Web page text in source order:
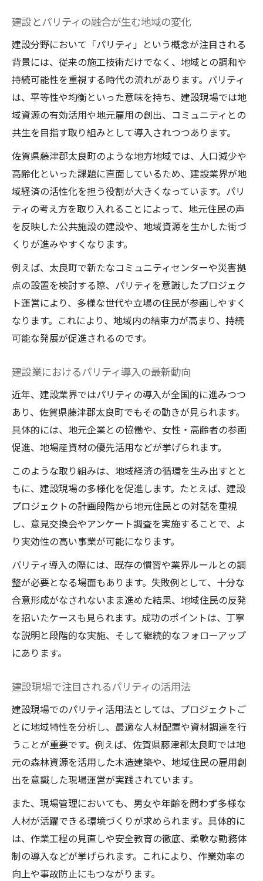
太良町における建設需要の最新傾向分析
建設分野から見た藤津郡太良町の成長性
太良町建設業の現場で重視される課題とは
建設業界の展望から太良町の未来を考察
地域発展を支えるパリティ建設の役割とは
地域発展に不可欠なパリティ建設の強み
建設分野で進むパリティ導入の実践例
地域社会と建設業界を結ぶパリティの力
持続的発展を担う建設とパリティの連携
建設視点で読み解く太良町の成長戦略
建設目線で考える太良町の将来性
太良町の成長戦略と建設業の関係性
建設分野が牽引する太良町の発展計画
建設と地域資源が織りなす成長ストーリー
建設業の視点から見る太良町の魅力再発見
建設におけるパリティ活用事例と今後の展望
建設現場でのパリティ導入事例を解説
建設分野で広がるパリティの実践例紹介
今後期待される建設とパリティの連携
建設業界におけるパリティ普及の課題と可
太良町発のパリティが切り拓く建設業の未来
太良町発パリティ建設の未来像とは
地域発のパリティが建設業界を革新
太良町で進化する建設とパリティの取り組
み
建設業に新風を吹き込む太良町のパリティ
パリティが導く太良町建設業の成長シナリ
オ
建設とパリティの融合が生む地域の変化
建設分野において「パリティ」という概念が注目される
背景には、従来の施工技術だけでなく、地域との調和や
持続可能性を重視する時代の流れがあります。パリティ
は、平等性や均衡といった意味を持ち、建設現場では地
域資源の有効活用や地元雇用の創出、コミュニティとの
共生を目指す取り組みとして導入されつつあります。
佐賀県藤津郡太良町のような地方地域では、人口減少や
高齢化といった課題に直面しているため、建設業界が地
域経済の活性化を担う役割が大きくなっています。パリ
ティの考え方を取り入れることによって、地元住民の声
を反映した公共施設の建設や、地域資源を生かした街づ
くりが進みやすくなります。
例えば、太良町で新たなコミュニティセンターや災害拠
点の設置を検討する際、パリティを意識したプロジェク
ト運営により、多様な世代や立場の住民が参画しやすく
なります。これにより、地域内の結束力が高まり、持続
可能な発展が促進されるのです。
建設業におけるパリティ導入の最新動向
近年、建設業界ではパリティの導入が全国的に進みつつ
あり、佐賀県藤津郡太良町でもその動きが見られます。
具体的には、地元企業との協働や、女性・高齢者の参画
促進、地場産資材の優先活用などが挙げられます。
このような取り組みは、地域経済の循環を生み出すとと
もに、建設現場の多様化を促進します。たとえば、建設
プロジェクトの計画段階から地元住民との対話を重視
し、意見交換会やアンケート調査を実施することで、よ
り実効性の高い事業が可能になります。
パリティ導入の際には、既存の慣習や業界ルールとの調
整が必要となる場面もあります。失敗例として、十分な
合意形成がなされないまま進めた結果、地域住民の反発
を招いたケースも見られます。成功のポイントは、丁寧
な説明と段階的な実施、そして継続的なフォローアップ
にあります。
建設現場で注目されるパリティの活用法
建設現場でのパリティ活用法としては、プロジェクトご
とに地域特性を分析し、最適な人材配置や資材調達を行
うことが重要です。例えば、佐賀県藤津郡太良町では地
元の森林資源を活用した木造建築や、地域住民の雇用創
出を意識した現場運営が実践されています。
また、現場管理においても、男女や年齢を問わず多様な
人材が活躍できる環境づくりが求められます。具体的に
は、作業工程の見直しや安全教育の徹底、柔軟な勤務体
制の導入などが挙げられます。これにより、作業効率の
向上や事故防止にもつながります。